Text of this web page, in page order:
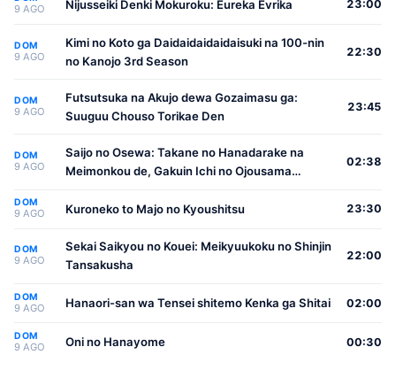
9 AGO Nijusseiki Denki Mokuroku: Eureka Evrika 23:00
DOM
9 AGO
Kimi no Koto ga Daidaidaidaidaisuki na 100-nin
no Kanojo 3rd Season
22:30
DOM
9 AGO
Futsutsuka na Akujo dewa Gozaimasu ga:
Suuguu Chouso Torikae Den
23:45
DOM
9 AGO
Saijo no Osewa: Takane no Hanadarake na
Meimonkou de, Gakuin Ichi no Ojousama
Osewa suru Koto ni Narimashita
02:38
DOM
9 AGO Kuroneko to Majo no Kyoushitsu 23:30
DOM
9 AGO
Sekai Saikyou no Kouei: Meikyuukoku no Shinjin
Tansakusha
22:00
DOM
9 AGO Hanaori-san wa Tensei shitemo Kenka ga Shitai 02:00
DOM
9 AGO Oni no Hanayome 00:30